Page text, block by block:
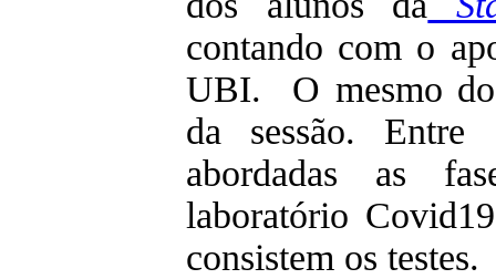
contando com o
UBI. O mesmo
da sessão. Entre
abordadas as
laboratório
consistem os